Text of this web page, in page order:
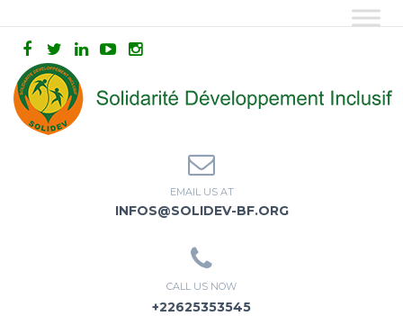
EMAIL US AT
INFOS@SOLIDEV-BF.ORG
CALL US NOW
+22625353545